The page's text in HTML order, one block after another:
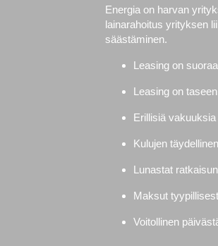
Energia on harvan
lainarahoitus yrityksen
säästäminen.
Leasing on
Leasing on
Erillisiä
Kulujen
Lunastat
Maksut
Voitollinen